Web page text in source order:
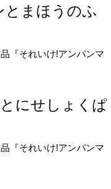
とまほうのふ
『それいけ!アンパンマ
にせしょくぱ
『それいけ!アンパンマ